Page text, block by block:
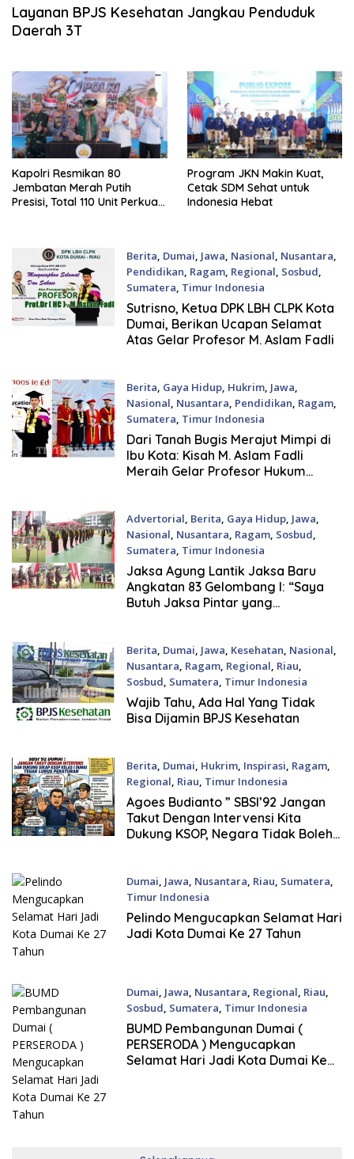
13 Juli, 2026
Layanan BPJS Kesehatan Jangkau Penduduk
Daerah 3T
Kapolri Resmikan 80
Jembatan Merah Putih
Presisi, Total 110 Unit Perkuat
Program JKN Makin Kuat,
Cetak SDM Sehat untuk
Indonesia Hebat
Berita, Dumai, Jawa, Nasional, Nusantara,
Pendidikan, Ragam, Regional, Sosbud,
Sumatera, Timur Indonesia
1 Juli, 2026
Sutrisno, Ketua DPK LBH CLPK Kota
Dumai, Berikan Ucapan Selamat
Atas Gelar Profesor M. Aslam Fadli
Berita, Gaya Hidup, Hukrim, Jawa,
Nasional, Nusantara, Pendidikan, Ragam,
Sumatera, Timur Indonesia
29 Juni, 2026
Dari Tanah Bugis Merajut Mimpi di
Ibu Kota: Kisah M. Aslam Fadli
Meraih Gelar Profesor Hukum
Advertorial, Berita, Gaya Hidup, Jawa,
Nasional, Nusantara, Ragam, Sosbud,
Sumatera, Timur Indonesia
25 Juni, 2026
Jaksa Agung Lantik Jaksa Baru
Angkatan 83 Gelombang I: “Saya
Butuh Jaksa Pintar yang
Berita, Dumai, Jawa, Kesehatan, Nasional,
Nusantara, Ragam, Regional, Riau,
Sosbud, Sumatera, Timur Indonesia
14 Juni, 2026
Wajib Tahu, Ada Hal Yang Tidak
Bisa Dijamin BPJS Kesehatan
Berita, Dumai, Hukrim, Inspirasi, Ragam,
Regional, Riau, Timur Indonesia
28 Mei, 2026
Agoes Budianto ” SBSI’92 Jangan
Takut Dengan Intervensi Kita
Dukung KSOP, Negara Tidak Boleh
Dumai, Jawa, Nusantara, Riau, Sumatera,
Timur Indonesia
27 April, 2026
Pelindo Mengucapkan Selamat Hari
Jadi Kota Dumai Ke 27 Tahun
Dumai, Jawa, Nusantara, Regional, Riau,
Sosbud, Sumatera, Timur Indonesia
26 April, 2026
BUMD Pembangunan Dumai (
PERSERODA ) Mengucapkan
Selamat Hari Jadi Kota Dumai Ke